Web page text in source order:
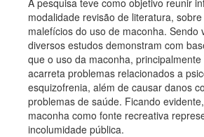
modalidade revisão de literatura,
malefícios do uso de maconha. Sendo
diversos estudos demonstram com
que o uso da maconha,
acarreta problemas relacionados a
esquizofrenia, além de causar danos
problemas de saúde. Ficando
maconha como fonte recreativa
incolumidade pública.